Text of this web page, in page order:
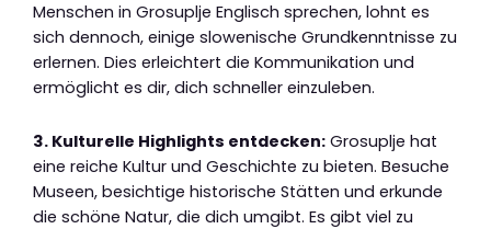
Menschen in Grosuplje Englisch sprechen, lohnt es
sich dennoch, einige slowenische Grundkenntnisse zu
erlernen. Dies erleichtert die Kommunikation und
ermöglicht es dir, dich schneller einzuleben.
3. Kulturelle Highlights entdecken: Grosuplje hat
eine reiche Kultur und Geschichte zu bieten. Besuche
Museen, besichtige historische Stätten und erkunde
die schöne Natur, die dich umgibt. Es gibt viel zu